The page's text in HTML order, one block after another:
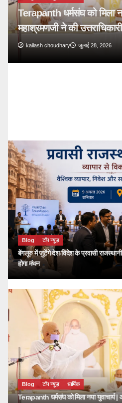
Blog टॉप न्यूज़
बेंगलूरु में जुटेंगे देश-विदेश के प्रवासी
होगा मंथन
Blog टॉप न्यूज़ धार्मिक
Terapanth धर्मसंघ को मिला नया युवाचार्य |